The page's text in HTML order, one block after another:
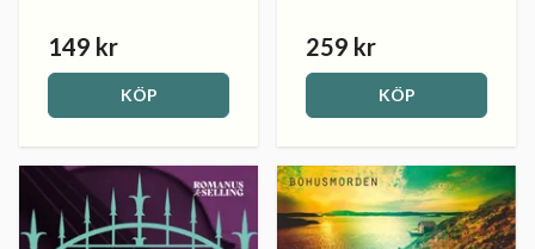
149 kr
KÖP
259 kr
KÖP